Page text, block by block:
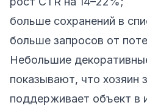
больше сохранений в
больше запросов от
Небольшие
показывают, что хозяин
поддерживает объект в